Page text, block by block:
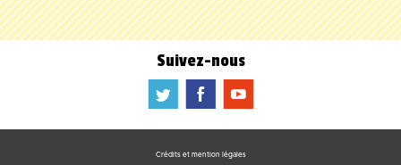
Suivez-nous
a b f
Crédits et mention légales